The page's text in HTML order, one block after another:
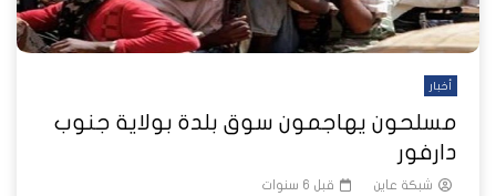
أخبار
مسلحون يهاجمون سوق بلدة بولاية جنوب
دارفور
شبكة عاين قبل 6 سنوات